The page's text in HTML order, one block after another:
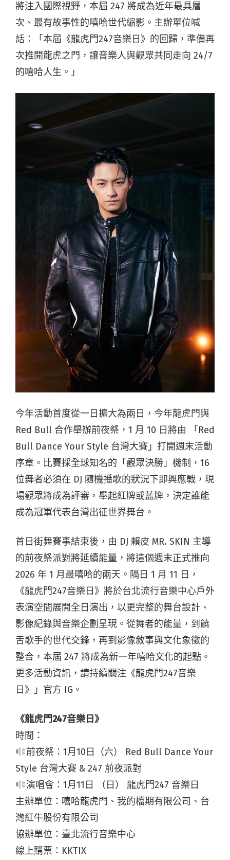
將注入國際視野，本屆 247 將成為近年最具層
次、最有故事性的嘻哈世代縮影。主辦單位喊
話：「本屆《龍虎門247音樂日》的回歸，準備再
次推開龍虎之門，讓音樂人與觀眾共同走向 24/7
的嘻哈人生。」
今年活動首度從一日擴大為兩日，今年龍虎門與
Red Bull 合作舉辦前夜祭，1 月 10 日將由 「Red
Bull Dance Your Style 台灣大賽」打開週末活動
序章。比賽採全球知名的「觀眾決勝」機制，16
位舞者必須在 DJ 隨機播歌的狀況下即興應戰，現
場觀眾將成為評審，舉起紅牌或藍牌，決定誰能
成為冠軍代表台灣出征世界舞台。
首日街舞賽事結束後，由 DJ 賴皮 MR. SKIN 主導
的前夜祭派對將延續能量，將這個週末正式推向
2026 年 1 月最嘻哈的兩天。隔日 1 月 11 日，
《龍虎門247音樂日》將於台北流行音樂中心戶外
表演空間展開全日演出，以更完整的舞台設計、
影像紀錄與音樂企劃呈現。從舞者的能量，到饒
舌歌手的世代交鋒，再到影像敘事與文化象徵的
整合，本屆 247 將成為新一年嘻哈文化的起點。
更多活動資訊，請持續關注《龍虎門247音樂
日》」官方 IG。
《龍虎門247音樂日》
時間：
前夜祭：1月10日（六） Red Bull Dance Your
Style 台灣大賽 & 247 前夜派對
演唱會：1月11日 （日） 龍虎門247 音樂日
主辦單位：嘻哈龍虎門、我的檔期有限公司、 台
灣紅牛股份有限公司
協辦單位：臺北流行音樂中心
線上購票：KKTIX